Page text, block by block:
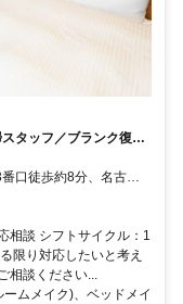
タッフ／ブランク復
口徒歩約8分、名古屋
相談 シフトサイクル：1
限り対応したいと考え
相談ください...
ムメイク)、ベッドメイ